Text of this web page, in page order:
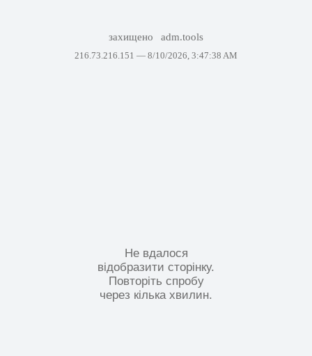
захищено adm.tools
216.73.216.151 — 8/10/2026, 3:47:38 AM
Не вдалося
відобразити сторінку.
Повторіть спробу
через кілька хвилин.